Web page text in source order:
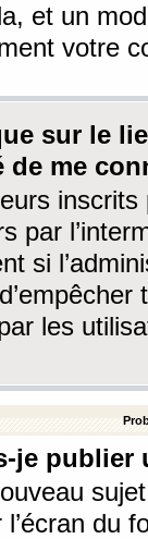
et un
votre
sur le
de me
par
si
les
je
du